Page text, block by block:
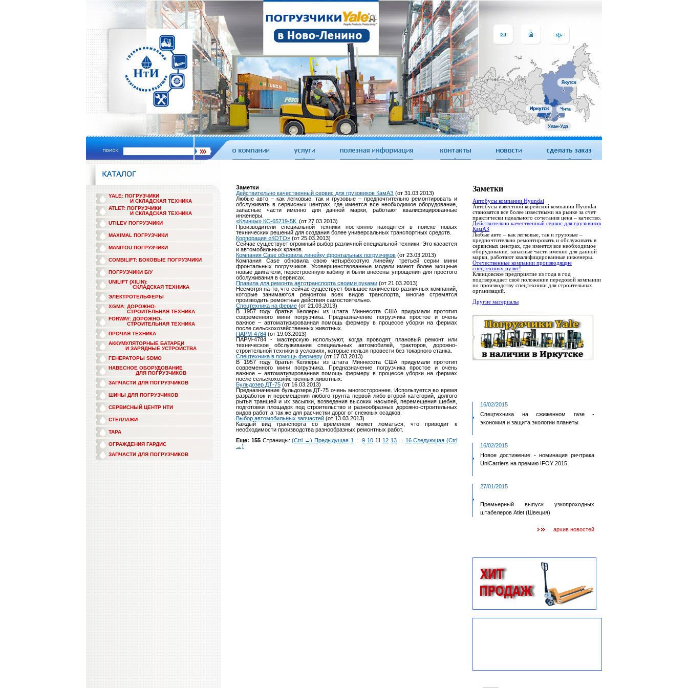
YALE: ПОГРУЗЧИКИ
И СКЛАДСКАЯ ТЕХНИКА
ATLET: ПОГРУЗЧИКИ
И СКЛАДСКАЯ ТЕХНИКА
UTILEV ПОГРУЗЧИКИ
MAXIMAL ПОГРУЗЧИКИ
MANITOU ПОГРУЗЧИКИ
COMBILIFT: БОКОВЫЕ ПОГРУЗЧИКИ
ПОГРУЗЧИКИ Б/У
UNILIFT (XILIN):
СКЛАДСКАЯ ТЕХНИКА
ЭЛЕКТРОТЕЛЬФЕРЫ
XGMA: ДОРОЖНО-
СТРОИТЕЛЬНАЯ ТЕХНИКА
FORWAY: ДОРОЖНО-
СТРОИТЕЛЬНАЯ ТЕХНИКА
ПРОЧАЯ ТЕХНИКА
АККУМУЛЯТОРНЫЕ БАТАРЕИ
И ЗАРЯДНЫЕ УСТРОЙСТВА
ГЕНЕРАТОРЫ SDMO
НАВЕСНОЕ ОБОРУДОВАНИЕ
ДЛЯ ПОГРУЗЧИКОВ
ЗАПЧАСТИ ДЛЯ ПОГРУЗЧИКОВ
ШИНЫ ДЛЯ ПОГРУЗЧИКОВ
СЕРВИСНЫЙ ЦЕНТР НТИ
СТЕЛЛАЖИ
ТАРА
ОГРАЖДЕНИЯ ГАРДИС
ЗАПЧАСТИ ДЛЯ ПОГРУЗЧИКОВ
Заметки
Действительно качественный сервис для грузовиков КамАЗ (от 31.03.2013)
Любые авто – как легковые, так и грузовые – предпочтительно ремонтировать и
обслуживать в сервисных центрах, где имеется все необходимое оборудование,
запасные части именно для данной марки, работают квалифицированные
инженеры.
«Клинцы» КС-65719-5К. (от 27.03.2013)
Производители специальной техники постоянно находятся в поиске новых
технических решений для создания более универсальных транспортных средств.
Корпорация «КОТО» (от 25.03.2013)
Сейчас существует огромный выбор различной специальной техники. Это касается
и автомобильных кранов.
Компания Case обновила линейку фронтальных погрузчиков (от 23.03.2013)
Компания Case обновила свою четырёхсотую линейку третьей серии мини
фронтальных погрузчиков. Усовершенствованные модели имеют более мощные
новые двигатели, перестроенную кабину и были внесены упрощения для простого
обслуживания в сервисах.
Правила для ремонта автотранспорта своими руками (от 21.03.2013)
Несмотря на то, что сейчас существует большое количество различных компаний,
которые занимаются ремонтом всех видов транспорта, многие стремятся
производить ремонтные действия самостоятельно.
Спецтехника на ферме (от 21.03.2013)
В 1957 году братья Келлеры из штата Миннесота США придумали прототип
современного мини погрузчика. Предназначение погрузчика простое и очень
важное – автоматизированная помощь фермеру в процессе уборки на фермах
после сельскохозяйственных животных.
ПАРМ-4784 (от 19.03.2013)
ПАРМ-4784 - мастерскую используют, когда проводят плановый ремонт или
техническое обслуживание специальных автомобилей, тракторов, дорожно-
строительной техники в условиях, которые нельзя провести без токарного станка.
Спецтехника в помощь фермеру (от 17.03.2013)
В 1957 году братья Келлеры из штата Миннесота США придумали прототип
современного мини погрузчика. Предназначение погрузчика простое и очень
важное – автоматизированная помощь фермеру в процессе уборки на фермах
после сельскохозяйственных животных.
Бульдозер ДТ-75 (от 16.03.2013)
Предназначение бульдозера ДТ-75 очень многостороннее. Используется во время
разработок и перемещения любого грунта первой либо второй категорий, долгого
рытья траншей и их засыпки, возведения высоких насыпей, перемещения щебня,
подготовки площадок под строительство и разнообразных дорожно-строительных
видов работ, а так же для расчистки дорог от снежных осадков.
Выбор автомобильных запчастей (от 13.03.2013)
Каждый вид транспорта со временем может ломаться, что приводит к
необходимости производства разнообразных ремонтных работ.
Еще: 155 Страницы:(Ctrl ←) Предыдущая 1 9 10 11 12 13 16 Следующая (Ctrl
→)
Заметки
Автобусы компании Hyundai
Автобусы известной корейской компании Hyundai
становятся все более известными на рынке за счет
практически идеального сочетания цена – качество.
Действительно качественный сервис для грузовиков
КамАЗ
Любые авто – как легковые, так и грузовые –
предпочтительно ремонтировать и обслуживать в
сервисных центрах, где имеется все необходимое
оборудование, запасные части именно для данной
марки, работают квалифицированные инженеры.
Отечественные компании производящие
спецтехнику рулят!
Клинцовское предприятие из года в год
подтверждает своё положение передовой компании
по производству спецтехники для строительных
организаций.
Другие материалы
16/02/2015
Спецтехника на сжиженном газе -
экономия и защита экологии планеты
16/02/2015
Новое достижение - номинация ричтрака
UniCarriers на премию IFOY 2015
27/01/2015
Премьерный выпуск узкопроходных
штабелеров Atlet (Швеция)
архив новостей